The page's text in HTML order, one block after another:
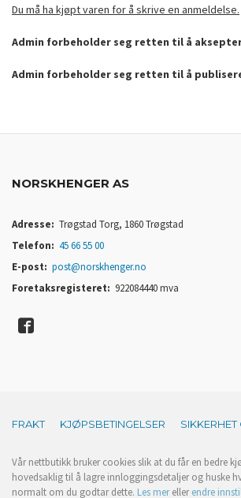
Du må ha kjøpt varen for å skrive en anmeldelse.
Admin forbeholder seg retten til å
Admin forbeholder seg retten til å
NORSKHENGER AS
Adresse: Trøgstad Torg, 1860 Trøgstad
Telefon: 45 66 55 00
E-post: post@norskhenger.no
Foretaksregisteret: 922084440 mva
FRAKT KJØPSBETINGELSER
Vår nettbutikk bruker cookies slik at du får en bedre
hovedsaklig til å lagre innloggingsdetaljer og huske
normalt om du godtar dette. Les merellerendre